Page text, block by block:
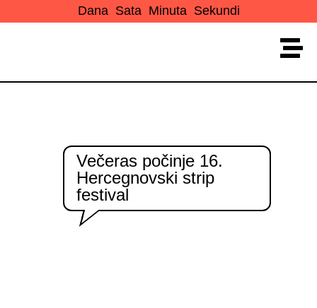
Dana Sata Minuta Sekundi
Večeras počinje 16.
Hercegnovski strip
festival